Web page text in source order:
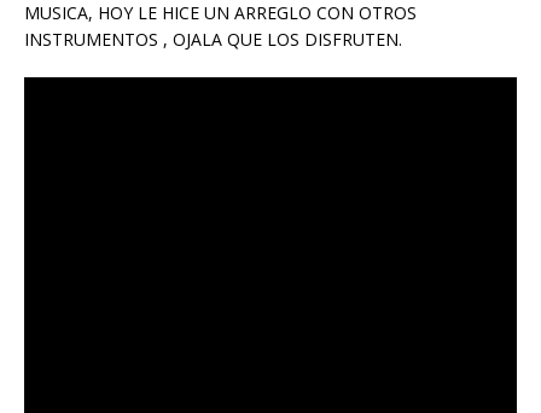
❅
MUSICA, HOY LE HICE UN ARREGLO CON OTROS
INSTRUMENTOS , OJALA QUE LOS DISFRUTEN.